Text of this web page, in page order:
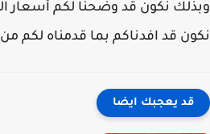
نكون قد وضحنا لكم أسعار
قد افدناكم بما قدمناه لكم من
قد يعجبك ايضا